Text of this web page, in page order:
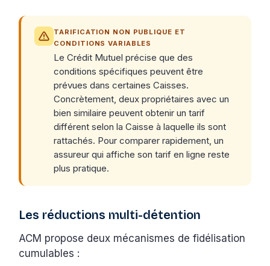
TARIFICATION NON PUBLIQUE ET
CONDITIONS VARIABLES
Le Crédit Mutuel précise que des
conditions spécifiques peuvent être
prévues dans certaines Caisses.
Concrètement, deux propriétaires avec un
bien similaire peuvent obtenir un tarif
différent selon la Caisse à laquelle ils sont
rattachés. Pour comparer rapidement, un
assureur qui affiche son tarif en ligne reste
plus pratique.
Les réductions multi-détention
ACM propose deux mécanismes de fidélisation
cumulables :